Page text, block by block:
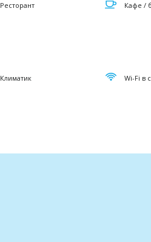
Ресторант Кафе /
Климатик Wi-Fi в